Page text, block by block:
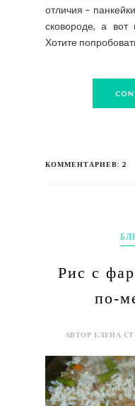
отличия –
сковороде, а вот
Хотите
КОММЕНТАРИЕВ: 2
Рис с
по-
АВТОР ЕЛЕНА